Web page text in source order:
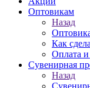
Оптовикам
Назад
Как
Оплата и
Сувенирная
Назад